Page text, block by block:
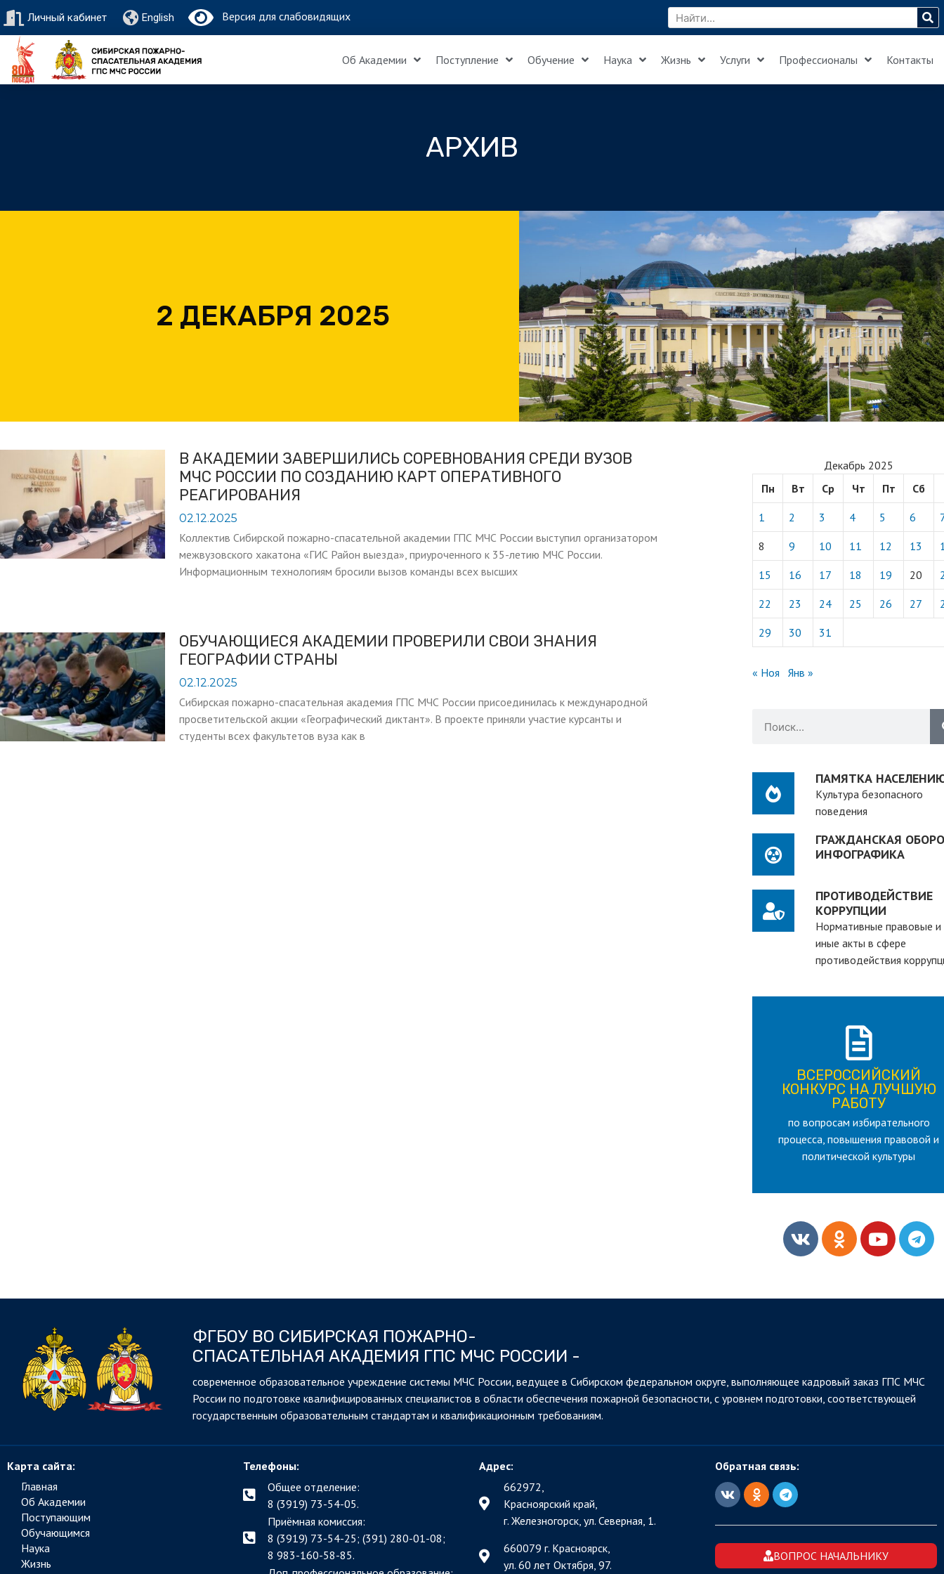
Личный кабинет English Версия для слабовидящих
Об Академии Поступление Обучение Наука Жизнь Услуги Профессионалы Контакты
АРХИВ
2 ДЕКАБРЯ 2025
В АКАДЕМИИ ЗАВЕРШИЛИСЬ СОРЕВНОВАНИЯ СРЕДИ ВУЗОВ
МЧС РОССИИ ПО СОЗДАНИЮ КАРТ ОПЕРАТИВНОГО
РЕАГИРОВАНИЯ
02.12.2025
Коллектив Сибирской пожарно-спасательной академии ГПС МЧС России выступил организатором
межвузовского хакатона «ГИС Район выезда», приуроченного к 35-летию МЧС России.
Информационным технологиям бросили вызов команды всех высших
ОБУЧАЮЩИЕСЯ АКАДЕМИИ ПРОВЕРИЛИ СВОИ ЗНАНИЯ
ГЕОГРАФИИ СТРАНЫ
02.12.2025
Сибирская пожарно-спасательная академия ГПС МЧС России присоединилась к международной
просветительской акции «Географический диктант». В проекте приняли участие курсанты и
студенты всех факультетов вуза как в
Декабрь 2025
Пн
Вт Ср Чт Пт Сб
1 2 3 4 5 6
8 9 10 11 12 13
15 16 17 18 19 20
22 23 24 25 26 27
29 30 31
« Ноя Янв »
ПАМЯТКА
Культура безопасного
поведения
ГРАЖДАНСКАЯ
ИНФОГРАФИКА
ПРОТИВОДЕЙСТВИЕ
КОРРУПЦИИ
Нормативные правовые и
иные акты в сфере
противодействия
ВСЕРОССИЙСКИЙ
КОНКУРС НА ЛУЧШУЮ
РАБОТУ
по вопросам избирательного
процесса, повышения правовой и
политической культуры
ВСЕРОССИЙСКИЙ
КОНКУРС НА ЛУЧШУЮ
РАБОТУ
для лица старше 18 и моложе 35
лет
ПОДРОБНЕЕ
ФГБОУ ВО СИБИРСКАЯ ПОЖАРНО-
СПАСАТЕЛЬНАЯ АКАДЕМИЯ ГПС МЧС РОССИИ -
cовременное образовательное учреждение системы МЧС России, ведущее в Сибирском федеральном округе, выполняющее кадровый заказ ГПС МЧС
России по подготовке квалифицированных специалистов в области обеспечения пожарной безопасности, с уровнем подготовки, соответствующей
государственным образовательным стандартам и квалификационным требованиям.
Карта сайта:
Главная
Об Академии
Поступающим
Обучающимся
Наука
Жизнь
Телефоны:
Общее отделение:
8 (3919) 73-54-05.
Приёмная комиссия:
8 (3919) 73-54-25; (391) 280-01-08;
8 983-160-58-85.
Адрес:
662972,
Красноярский край,
г. Железногорск, ул. Северная, 1.
660079 г. Красноярск,
ул. 60 лет Октября, 97.
Обратная связь:
ВОПРОС НАЧАЛЬНИКУ